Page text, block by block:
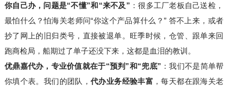
你自己办，问题是“不懂”和“来不及” ：很多工厂老板自己送检，
最怕什么？怕海关老师问“你这个产品算什么？” 答不上来，或者
抄了网上的旧归类号，直接被退单。旺季时候，仓管、跟单来回
跑商检局，船期过了单子还没下来，这都是血泪的教训。
优鼎嘉代办，专业价值就在于“预判”和“兜底” ：我们不是简单帮
你填个表。我们的团队，代办业务经验丰富 ，每天都在跟海关老